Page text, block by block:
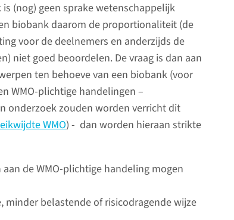
(nog) geen sprake wetenschappelijk
biobank daarom de proportionaliteit (de
voor de deelnemers en anderzijds de
niet goed beoordelen. De vraag is dan aan
ten behoeve van een biobank (voor
WMO-plichtige handelingen –
onderzoek zouden worden verricht dit
WMO) - dan worden hieraan strikte
de WMO-plichtige handeling mogen
minder belastende of risicodragende wijze
dat
Vanwege de vakantieperiode en
onderbezetting zijn wij
momenteel telefonisch niet
bereikbaar. U kunt uw vraag
uiteraard per e-mail aan ons
stellen, wij pakken deze zo snel
mogelijk op.